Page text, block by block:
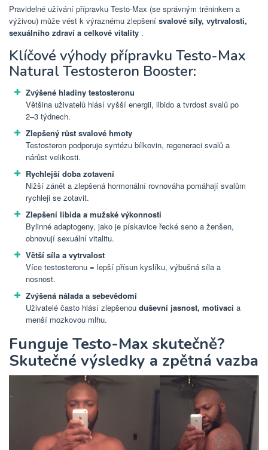
Pravidelné užívání přípravku Testo-Max (se správným tréninkem a
výživou) může vést k výraznému zlepšení svalové síly, vytrvalosti,
sexuálního zdraví a celkové vitality .
Klíčové výhody přípravku Testo-Max
Natural Testosteron Booster:
Zvýšené hladiny testosteronu
Většina uživatelů hlásí vyšší energii, libido a tvrdost svalů po
2–3 týdnech.
Zlepšený růst svalové hmoty
Testosteron podporuje syntézu bílkovin, regeneraci svalů a
nárůst velikosti.
Rychlejší doba zotavení
Nižší zánět a zlepšená hormonální rovnováha pomáhají svalům
rychleji se zotavit.
Zlepšení libida a mužské výkonnosti
Bylinné adaptogeny, jako je pískavice řecké seno a ženšen,
obnovují sexuální vitalitu.
Větší síla a vytrvalost
Více testosteronu = lepší přísun kyslíku, výbušná síla a
nosnost.
Zvýšená nálada a sebevědomí
Uživatelé často hlásí zlepšenou duševní jasnost, motivaci a
menší mozkovou mlhu.
Funguje Testo-Max skutečně?
Skutečné výsledky a zpětná vazba